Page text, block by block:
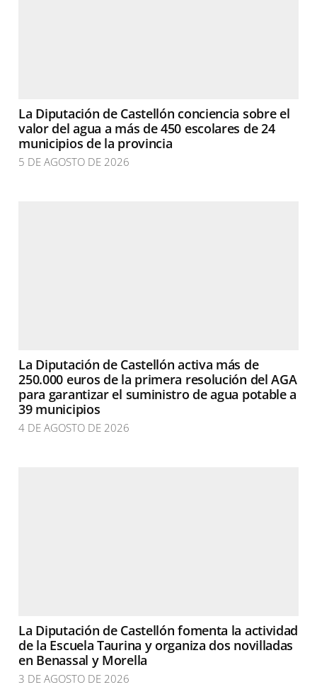
La Diputación de Castellón conciencia sobre el
valor del agua a más de 450 escolares de 24
municipios de la provincia
5 DE AGOSTO DE 2026
La Diputación de Castellón activa más de
250.000 euros de la primera resolución del AGA
para garantizar el suministro de agua potable a
39 municipios
4 DE AGOSTO DE 2026
La Diputación de Castellón fomenta la actividad
de la Escuela Taurina y organiza dos novilladas
en Benassal y Morella
3 DE AGOSTO DE 2026